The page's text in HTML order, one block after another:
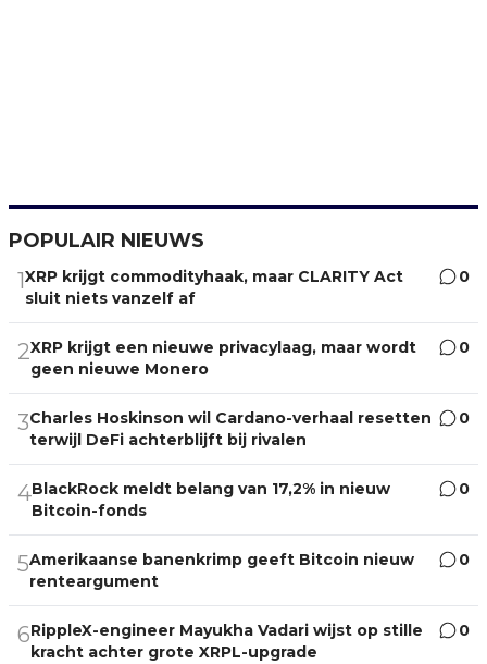
POPULAIR NIEUWS
1XRP krijgt commodityhaak, maar CLARITY Act
sluit niets vanzelf af
0
2XRP krijgt een nieuwe privacylaag, maar wordt
geen nieuwe Monero
0
3Charles Hoskinson wil Cardano-verhaal resetten
terwijl DeFi achterblijft bij rivalen
0
4BlackRock meldt belang van 17,2% in nieuw
Bitcoin-fonds
0
5Amerikaanse banenkrimp geeft Bitcoin nieuw
renteargument
0
6RippleX-engineer Mayukha Vadari wijst op stille
kracht achter grote XRPL-upgrade
0